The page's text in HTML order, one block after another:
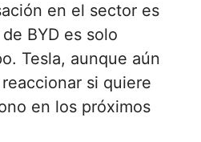
en el sector es
BYD es solo
Tesla, aunque aún
si quiere
en los próximos